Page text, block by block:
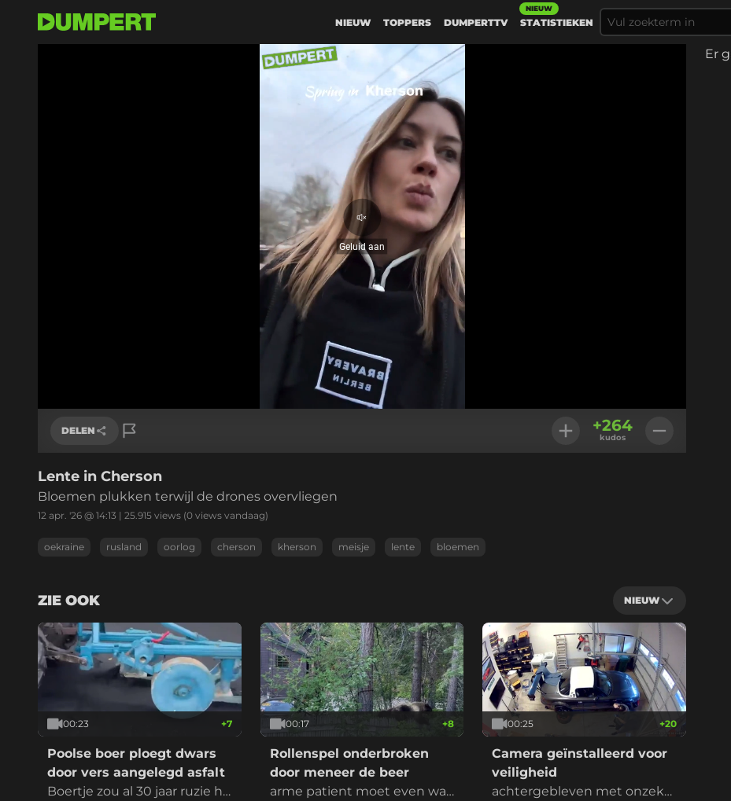
NIEUW TOPPERS DUMPERTTV STATISTIEKEN
NIEUW
Er
Geluid
aan
Geluid aan
DELEN
Link kopiëren
+264
kudos
Lente in Cherson
Bloemen plukken terwijl de drones overvliegen
12 apr. '26 @ 14:13 | 25.915 views (0 views vandaag)
oekraine rusland oorlog cherson kherson meisje lente bloemen
ZIE OOK NIEUW
00:23 +7
Poolse boer ploegt dwars
door vers aangelegd asfalt
Boertje zou al 30 jaar ruzie he
00:17 +8
Rollenspel onderbroken
door meneer de beer
arme patient moet even wac
00:25 +20
Camera geïnstalleerd voor
veiligheid
achtergebleven met onzeke